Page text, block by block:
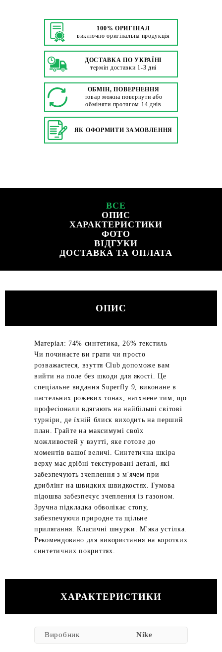
100% ОРИГІНАЛ
виключно оригінальна продукція
ДОСТАВКА ПО УКРАЇНІ
термін доставки 1-3 дні
ОБМІН, ПОВЕРНЕННЯ
товар можна повернути або
обміняти протягом 14 днів
ЯК ОФОРМИТИ ЗАМОВЛЕННЯ
ВСЕ
ОПИС
ХАРАКТЕРИСТИКИ
ФОТО
ВІДГУКИ
ДОСТАВКА ТА ОПЛАТА
ОПИС
Матеріал: 74% синтетика, 26% текстиль
Чи починаєте ви грати чи просто
розважаєтеся, взуття Club допоможе вам
вийти на поле без шкоди для якості. Це
спеціальне видання Superfly 9, виконане в
пастельних рожевих тонах, натхнене тим, що
професіонали вдягають на найбільші світові
турніри, де їхній блиск виходить на перший
план. Грайте на максимумі своїх
можливостей у взутті, яке готове до
моментів вашої величі. Синтетична шкіра
верху має дрібні текстуровані деталі, які
забезпечують зчеплення з м'ячем при
дриблінг на швидких швидкостях. Гумова
підошва забезпечує зчеплення із газоном.
Зручна підкладка обволікає стопу,
забезпечуючи природне та щільне
прилягання. Класичні шнурки. М'яка устілка.
Рекомендовано для використання на коротких
синтетичних покриттях.
ХАРАКТЕРИСТИКИ
Виробник Nike